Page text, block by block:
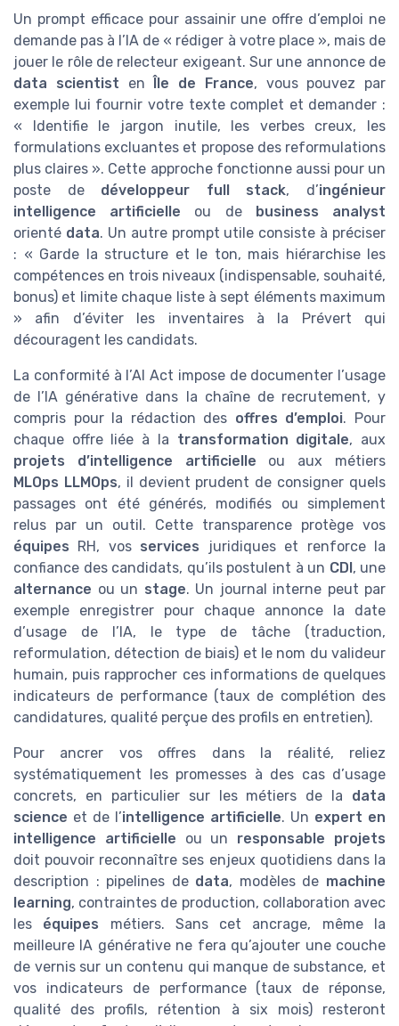
Un prompt efficace pour assainir une offre d’emploi ne
demande pas à l’IA de « rédiger à votre place », mais de
jouer le rôle de relecteur exigeant. Sur une annonce de
data scientist en Île de France, vous pouvez par
exemple lui fournir votre texte complet et demander :
« Identifie le jargon inutile, les verbes creux, les
formulations excluantes et propose des reformulations
plus claires ». Cette approche fonctionne aussi pour un
poste de développeur full stack, d’ingénieur
intelligence artificielle ou de
business analyst
orienté data. Un autre prompt utile consiste à préciser
: « Garde la structure et le ton, mais hiérarchise les
compétences en trois niveaux (indispensable, souhaité,
bonus) et limite chaque liste à sept éléments maximum
» afin d’éviter les inventaires à la Prévert qui
découragent les candidats.
La conformité à l’AI Act impose de documenter l’usage
de l’IA générative dans la chaîne de recrutement, y
compris pour la rédaction des offres d’emploi. Pour
chaque offre liée à la transformation digitale, aux
projets d’intelligence artificielle ou aux métiers
MLOps LLMOps, il devient prudent de consigner quels
passages ont été générés, modifiés ou simplement
relus par un outil. Cette transparence protège vos
équipes RH, vos services juridiques et renforce la
confiance des candidats, qu’ils postulent à un CDI , une
alternance ou un stage. Un journal interne peut par
exemple enregistrer pour chaque annonce la date
d’usage de l’IA, le type de tâche (traduction,
reformulation, détection de biais) et le nom du valideur
humain, puis rapprocher ces informations de quelques
indicateurs de performance (taux de complétion des
candidatures, qualité perçue des profils en entretien).
Pour ancrer vos offres dans la réalité, reliez
systématiquement les promesses à des cas d’usage
concrets, en particulier sur les métiers de la data
science et de l’intelligence artificielle. Un expert en
intelligence artificielle ou un responsable projets
doit pouvoir reconnaître ses enjeux quotidiens dans la
description : pipelines de data, modèles de machine
learning, contraintes de production, collaboration avec
les équipes métiers. Sans cet ancrage, même la
meilleure IA générative ne fera qu’ajouter une couche
de vernis sur un contenu qui manque de substance, et
vos indicateurs de performance (taux de réponse,
qualité des profils, rétention à six mois) resteront